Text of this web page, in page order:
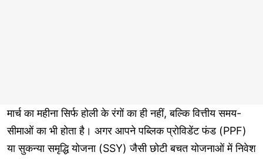
मार्च का महीना सिर्फ होली के रंगों का ही नहीं, बल्कि वित्तीय समय-
सीमाओं का भी होता है। अगर आपने पब्लिक प्रोविडेंट फंड (PPF)
या सुकन्या समृद्धि योजना (SSY) जैसी छोटी बचत योजनाओं में निवेश